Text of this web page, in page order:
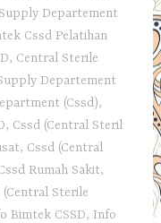
Departement
Cssd Pelatihan
, Central Sterile
Departement
(Cssd),
, Cssd (Central Steril
, Cssd (Central
Rumah Sakit,
Sterile
Bimtek CSSD, Info